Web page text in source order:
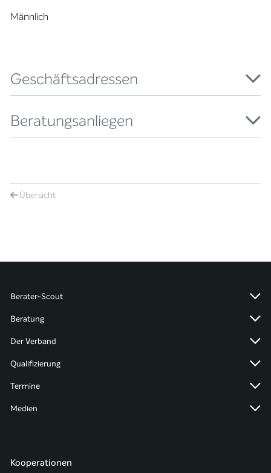
Männlich
Geschäftsadressen
Beratungsanliegen
Übersicht
Berater-Scout
Beratung
Der Verband
Qualifizierung
Termine
Medien
Kooperationen